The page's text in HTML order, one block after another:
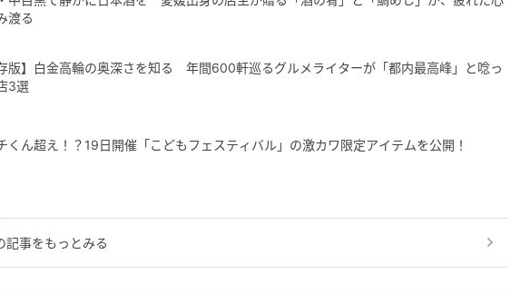
渡る
存版】白金高輪の奥深さを知る 年間600軒巡るグルメライターが「都内最高峰」と唸っ
3選
くん超え！？19日開催「こどもフェスティバル」の激カワ限定アイテムを公開！
記事をもっとみる